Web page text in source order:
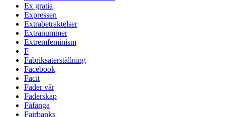
Ex gratia
Expressen
Extrabetraktelser
Extranummer
Extremfeminism
F
Fabriksåterställning
Facebook
Facit
Fader vår
Faderskap
Fåfänga
Fairbanks